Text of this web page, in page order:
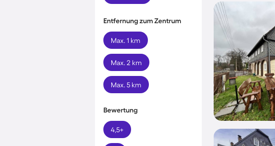
Entfernung zum Zentrum
Max. 1 km
Max. 2 km
Max. 5 km
Bewertung
4,5+